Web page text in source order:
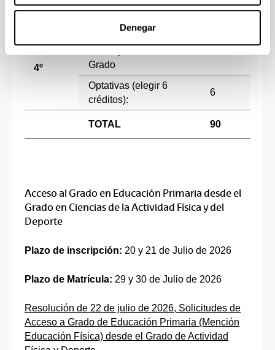
Denegar
TOTAL 33
4º
Gradu Amaierako Lana
Grado
Optativas (elegir 6
créditos):
6
TOTAL 90
Acceso al Grado en Educación Primaria desde el
Grado en Ciencias de la Actividad Física y del
Deporte
Plazo de inscripción: 20 y 21 de Julio de 2026
Plazo de Matrícula: 29 y 30 de Julio de 2026
Resolución de 22 de julio de 2026, Solicitudes de
Acceso a Grado de Educación Primaria (Mención
Educación Física) desde el Grado de Actividad